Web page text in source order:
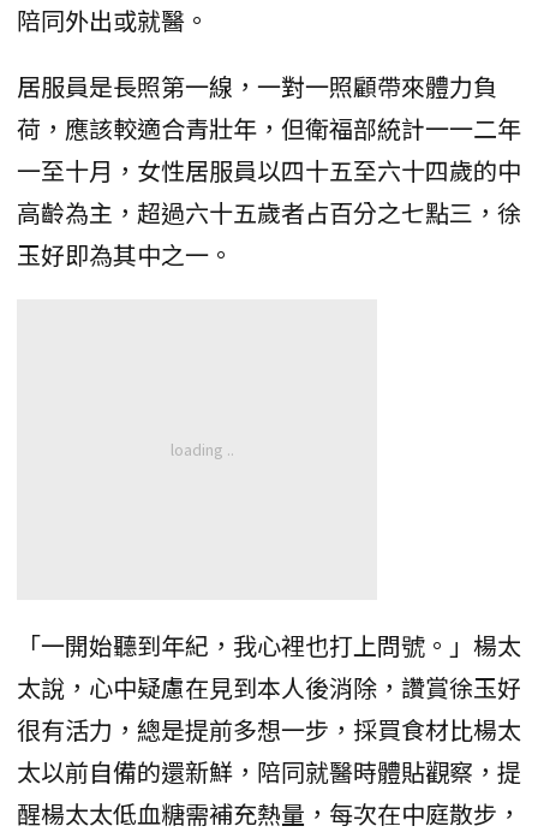
陪同外出或就醫。
居服員是長照第一線，一對一照顧帶來體力負
荷，應該較適合青壯年，但衛福部統計一一二年
一至十月，女性居服員以四十五至六十四歲的中
高齡為主，超過六十五歲者占百分之七點三，徐
玉好即為其中之一。
「一開始聽到年紀，我心裡也打上問號。」楊太
太說，心中疑慮在見到本人後消除，讚賞徐玉好
很有活力，總是提前多想一步，採買食材比楊太
太以前自備的還新鮮，陪同就醫時體貼觀察，提
醒楊太太低血糖需補充熱量，每次在中庭散步，